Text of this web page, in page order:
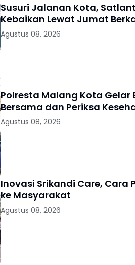
Susuri Jalanan Kota,
Kebaikan Lewat Jumat
Agustus 08, 2026
Polresta Malang Kota Gelar
Bersama dan Periksa
Agustus 08, 2026
Inovasi Srikandi Care, Cara
ke Masyarakat
Agustus 08, 2026